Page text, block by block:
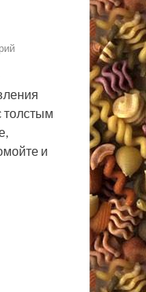
толстым
и